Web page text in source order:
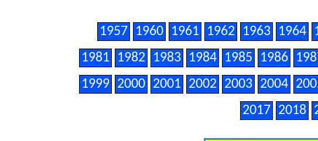
1957 1960 1961 1962 1963 1964
1981
1982 1983 1984 1985 1986
1999 2000 2001 2002 2003 2004
2017
2018